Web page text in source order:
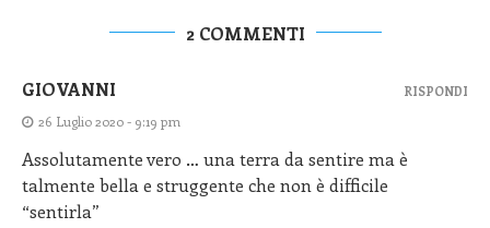
2 COMMENTI
GIOVANNI
26 Luglio 2020 - 9:19 pm
Assolutamente vero … una terra da sentire ma è
talmente bella e struggente che non è difficile
“sentirla”
RISPONDI